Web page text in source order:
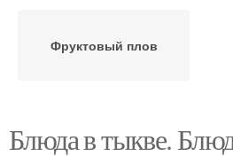
Фруктовый плов
Блюда в тыкве.